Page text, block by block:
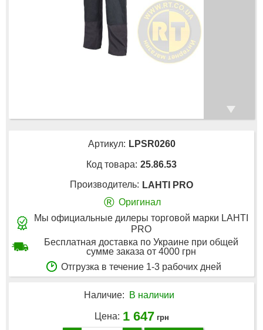
Артикул: LPSR0260
Код товара: 25.86.53
Производитель: LAHTI PRO
® Оригинал
Мы официальные дилеры торговой марки LAHTI
PRO
Бесплатная доставка по Украине при общей
сумме заказа от 4000 грн
Отгрузка в течение 1-3 рабочих дней
Наличие: В наличии
Цена: 1 647 грн